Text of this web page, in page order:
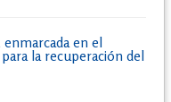
en el
la recuperación del